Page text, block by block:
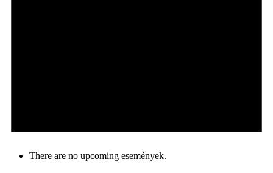
There are no upcoming események.